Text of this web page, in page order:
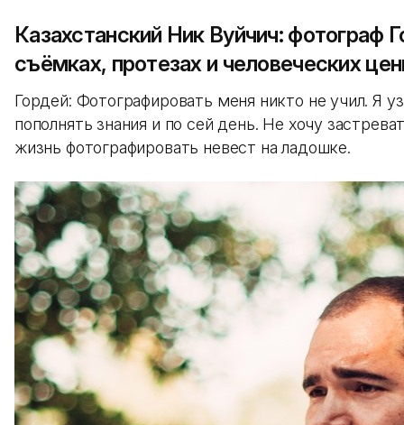
Казахстанский Ник Вуйчич: фотограф
съёмках, протезах и человеческих
Гордей: Фотографировать меня никто не учил. Я
пополнять знания и по сей день. Не хочу
жизнь фотографировать невест на ладошке.